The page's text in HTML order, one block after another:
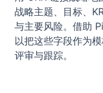
战略主题、目标、
与主要风险。借助
以把这些字段作为
评审与跟踪。